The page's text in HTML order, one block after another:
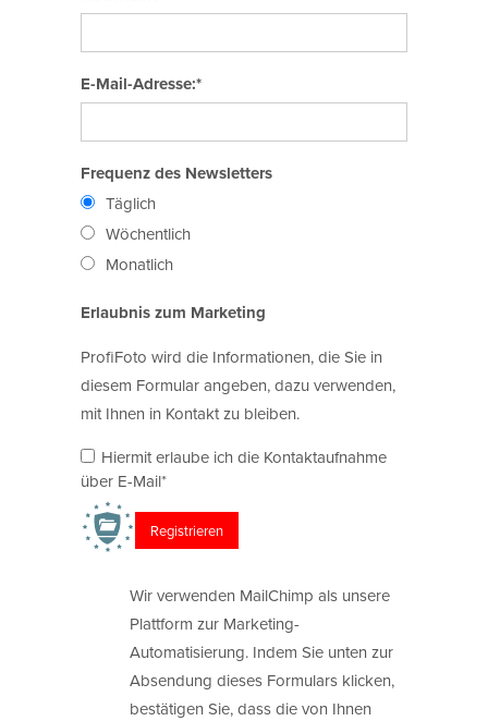
E-Mail-Adresse:*
Frequenz des Newsletters
Täglich
Wöchentlich
Monatlich
Erlaubnis zum Marketing
ProfiFoto wird die Informationen, die Sie in
diesem Formular angeben, dazu verwenden,
mit Ihnen in Kontakt zu bleiben.
Hiermit erlaube ich die Kontaktaufnahme
über E-Mail*
Wir verwenden MailChimp als unsere
Plattform zur Marketing-
Automatisierung. Indem Sie unten zur
Absendung dieses Formulars klicken,
bestätigen Sie, dass die von Ihnen